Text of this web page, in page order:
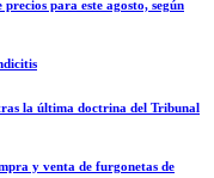
para este agosto, según
la última doctrina del Tribunal
y venta de furgonetas de